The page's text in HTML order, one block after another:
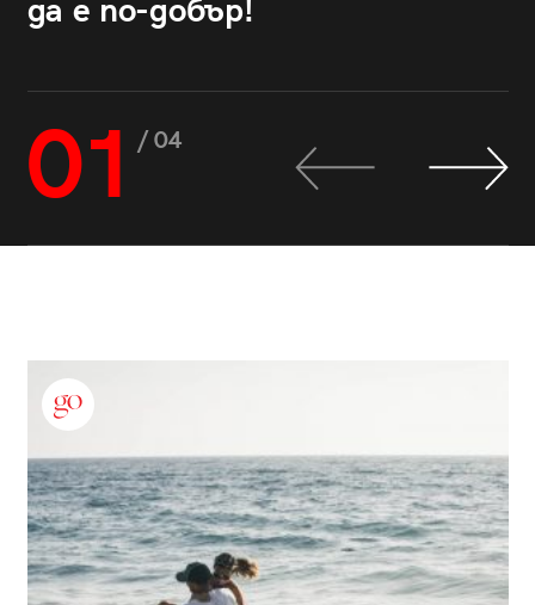
да е по-добър!
01 / 04